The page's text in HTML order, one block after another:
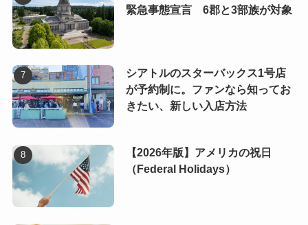
緊急事態宣言 6郡と3部族が対象
シアトルのスターバックス1号店
が予約制に。ファンなら知ってお
きたい、新しい入店方法
【2026年版】アメリカの祝日
（Federal Holidays）